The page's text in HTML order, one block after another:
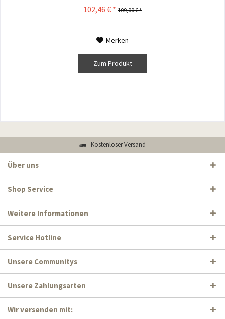
102,46 € * 109,00 € *
Merken
Zum Produkt
Kostenloser Versand
Über uns
Shop Service
Weitere Informationen
Service Hotline
Unsere Communitys
Unsere Zahlungsarten
Wir versenden mit: